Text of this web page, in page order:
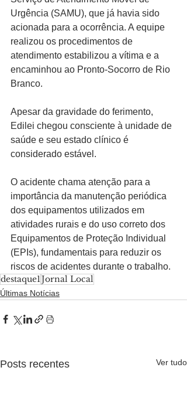
Urgência (SAMU), que já havia sido
acionada para a ocorrência. A equipe
realizou os procedimentos de
atendimento estabilizou a vítima e a
encaminhou ao Pronto-Socorro de Rio
Branco.
Apesar da gravidade do ferimento,
Edilei chegou consciente à unidade de
saúde e seu estado clínico é
considerado estável.
O acidente chama atenção para a
importância da manutenção periódica
dos equipamentos utilizados em
atividades rurais e do uso correto dos
Equipamentos de Proteção Individual
(EPIs), fundamentais para reduzir os
riscos de acidentes durante o trabalho.
destaque1Jornal Local
Últimas Notícias
Posts recentes Ver tudo